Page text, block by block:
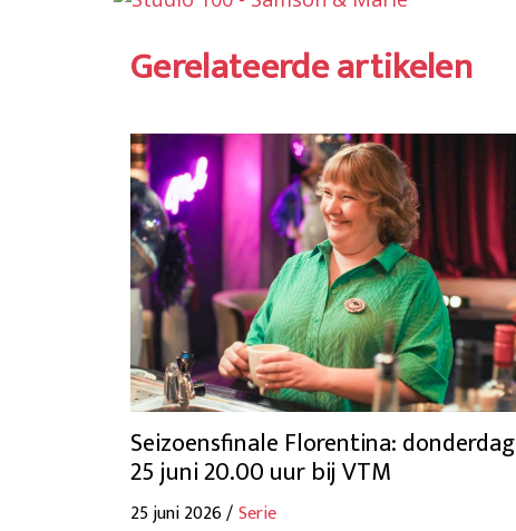
Gerelateerde artikelen
Seizoensfinale Florentina: donderdag
25 juni 20.00 uur bij VTM
25 juni 2026 /Serie